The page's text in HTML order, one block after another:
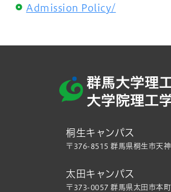
Admission Policy/
桐生キャンパス
〒376-8515 群馬県桐生市天
太田キャンパス
〒373-0057 群馬県太田市本